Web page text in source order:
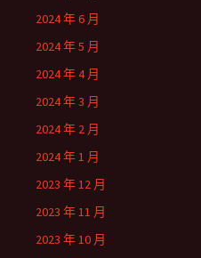
2024 年 6 月
2024 年 5 月
2024 年 4 月
2024 年 3 月
2024 年 2 月
2024 年 1 月
2023 年 12 月
2023 年 11 月
2023 年 10 月